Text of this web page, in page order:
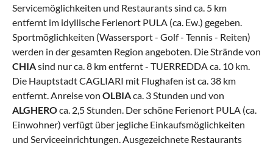
Servicemöglichkeiten und Restaurants sind ca. 5 km
entfernt im idyllische Ferienort PULA (ca. Ew.) gegeben.
Sportmöglichkeiten (Wassersport - Golf - Tennis - Reiten)
werden in der gesamten Region angeboten. Die Strände von
CHIAsind nur ca. 8 km entfernt - TUERREDDA ca. 10 km.
Die Hauptstadt CAGLIARI mit Flughafen ist ca. 38 km
entfernt. Anreise von OLBIAca. 3 Stunden und von
ALGHEROca. 2,5 Stunden. Der schöne Ferienort PULA (ca.
Einwohner) verfügt über jegliche Einkaufsmöglichkeiten
und Serviceeinrichtungen. Ausgezeichnete Restaurants